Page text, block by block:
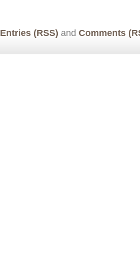
Entries (RSS) and Comments